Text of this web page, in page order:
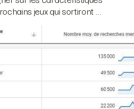
jeux qui sortiront …